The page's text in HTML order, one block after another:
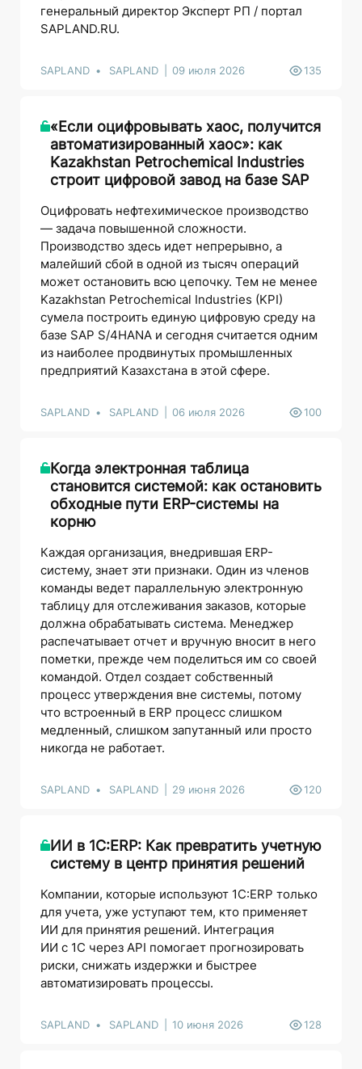
генеральный директор Эксперт РП / портал
SAPLAND.RU.
SAPLAND SAPLAND 09 июля 2026 135
«Если оцифровывать хаос, получится
автоматизированный хаос»: как
Kazakhstan Petrochemical Industries
строит цифровой завод на базе SAP
Оцифровать нефтехимическое производство
— задача повышенной сложности.
Производство здесь идет непрерывно, а
малейший сбой в одной из тысяч операций
может остановить всю цепочку. Тем не менее
Kazakhstan Petrochemical Industries (KPI)
сумела построить единую цифровую среду на
базе SAP S/4HANA и сегодня считается одним
из наиболее продвинутых промышленных
предприятий Казахстана в этой сфере.
SAPLAND SAPLAND 06 июля 2026 100
Когда электронная таблица
становится системой: как остановить
обходные пути ERP-системы на
корню
Каждая организация, внедрившая ERP-
систему, знает эти признаки. Один из членов
команды ведет параллельную электронную
таблицу для отслеживания заказов, которые
должна обрабатывать система. Менеджер
распечатывает отчет и вручную вносит в него
пометки, прежде чем поделиться им со своей
командой. Отдел создает собственный
процесс утверждения вне системы, потому
что встроенный в ERP процесс слишком
медленный, слишком запутанный или просто
никогда не работает.
SAPLAND SAPLAND 29 июня 2026 120
ИИ в 1С:ERP: Как превратить учетную
систему в центр принятия решений
Компании, которые используют 1С:ERP только
для учета, уже уступают тем, кто применяет
ИИ для принятия решений. Интеграция
ИИ с 1С через API помогает прогнозировать
риски, снижать издержки и быстрее
автоматизировать процессы.
SAPLAND SAPLAND 10 июня 2026 128